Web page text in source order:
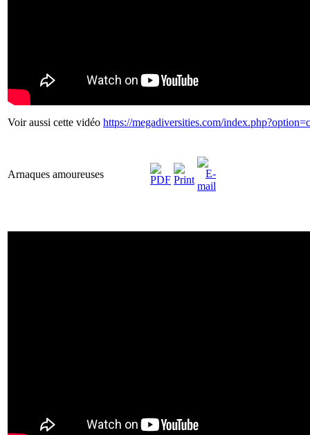
Voir aussi cette vidéo https://megadiversities.com/
Arnaques amoureuses